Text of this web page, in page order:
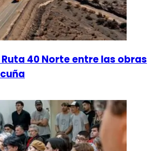
40 Norte entre las obras